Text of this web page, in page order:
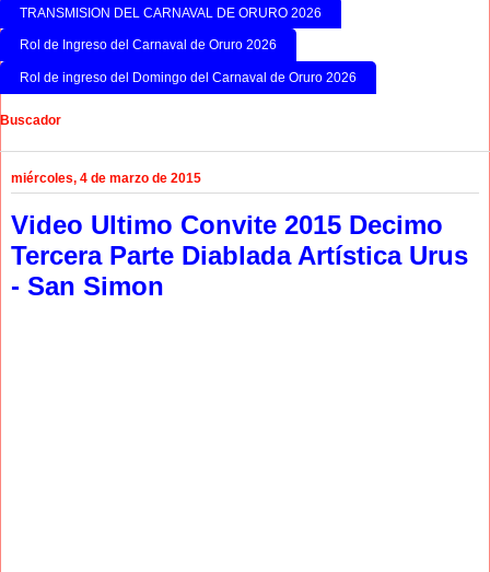
TRANSMISION DEL CARNAVAL DE ORURO 2026
Rol de Ingreso del Carnaval de Oruro 2026
Rol de ingreso del Domingo del Carnaval de Oruro 2026
Buscador
miércoles, 4 de marzo de 2015
Video Ultimo Convite 2015 Decimo
Tercera Parte Diablada Artística Urus
- San Simon